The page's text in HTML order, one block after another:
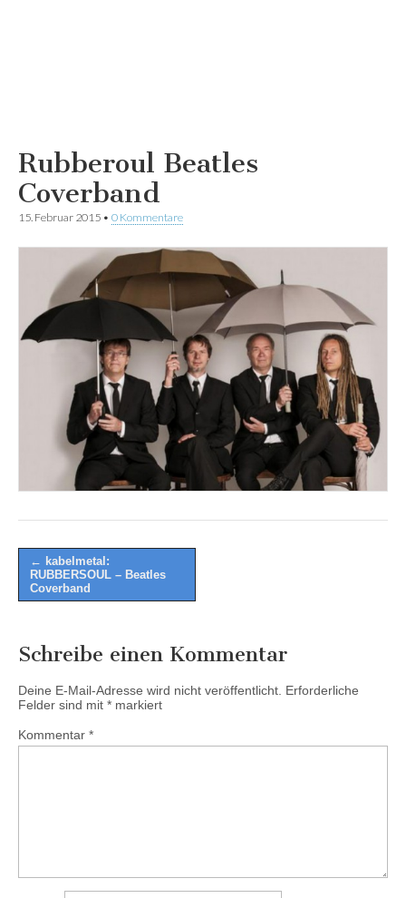
Rubberoul Beatles
Coverband
15. Februar 2015 • 0 Kommentare
Post
navigation
← kabelmetal:
RUBBERSOUL – Beatles
Coverband
Schreibe einen Kommentar
Deine E-Mail-Adresse wird nicht veröffentlicht. Erforderliche
Felder sind mit * markiert
Kommentar *